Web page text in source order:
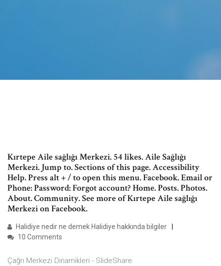
Kırtepe Aile sağlığı Merkezi. 54 likes. Aile Sağlığı
Merkezi. Jump to. Sections of this page. Accessibility
Help. Press alt + / to open this menu. Facebook. Email or
Phone: Password: Forgot account? Home. Posts. Photos.
About. Community. See more of Kırtepe Aile sağlığı
Merkezi on Facebook.
Halidiye nedir ne demek Halidiye hakkında bilgiler
10 Comments
Çağrı Merkezi Dinamikleri - SlideShare